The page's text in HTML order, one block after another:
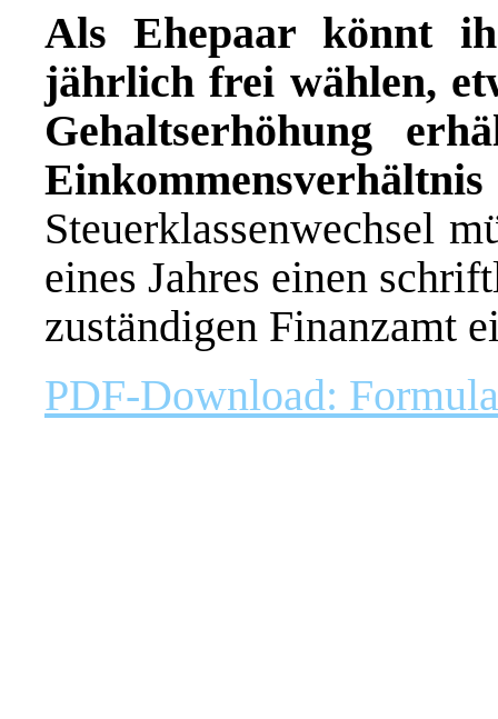
Als Ehepaar könnt
jährlich frei wählen,
Gehaltserhöhung
Steuerklassenwechsel
eines Jahres einen
zuständigen Finanzamt
PDF-Download: